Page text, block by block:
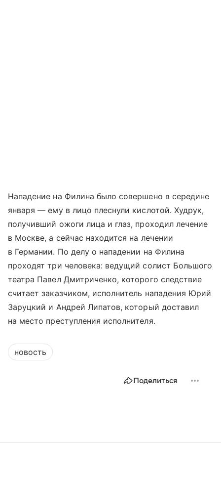
Нападение на Филина было совершено в середине
января — ему в лицо плеснули кислотой. Худрук,
получивший ожоги лица и глаз, проходил лечение
в Москве, а сейчас находится на лечении
в Германии. По делу о нападении на Филина
проходят три человека: ведущий солист Большого
театра Павел Дмитриченко, которого следствие
считает заказчиком, исполнитель нападения Юрий
Заруцкий и Андрей Липатов, который доставил
на место преступления исполнителя.
новость
Поделиться